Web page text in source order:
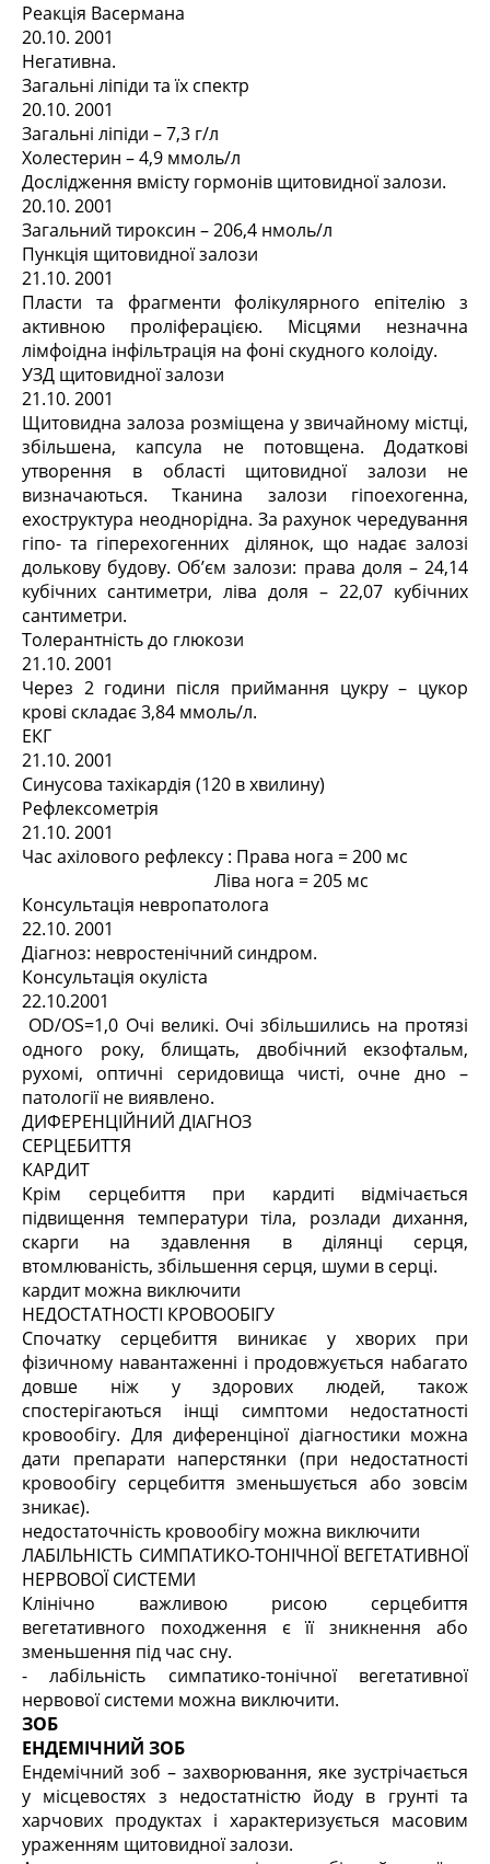
Реакція Васермана
20.10. 2001
Негативна.
Загальні ліпіди та їх спектр
20.10. 2001
Загальні ліпіди – 7,3 г/л
Холестерин – 4,9 ммоль/л
Дослідження вмісту гормонів щитовидної залози.
20.10. 2001
Загальний тироксин – 206,4 нмоль/л
Пункція щитовидної залози
21.10. 2001
Пласти та фрагменти фолікулярного епітелію з
активною проліферацією. Місцями незначна
лімфоідна інфільтрація на фоні скудного колоіду.
УЗД щитовидної залози
21.10. 2001
Щитовидна залоза розміщена у звичайному містці,
збільшена, капсула не потовщена. Додаткові
утворення в області щитовидної залози не
визначаються. Тканина залози гіпоехогенна,
ехоструктура неоднорідна. За рахунок чередування
гіпо- та гіперехогенних ділянок, що надає залозі
долькову будову. Об’єм залози: права доля – 24,14
кубічних сантиметри, ліва доля – 22,07 кубічних
сантиметри.
Толерантність до глюкози
21.10. 2001
Через 2 години після приймання цукру – цукор
крові складає 3,84 ммоль/л.
ЕКГ
21.10. 2001
Синусова тахікардія (120 в хвилину)
Рефлексометрія
21.10. 2001
Час ахілового рефлексу : Права нога = 200 мс
Ліва нога = 205 мс
Консультація невропатолога
22.10. 2001
Діагноз: невростенічний синдром.
Консультація окуліста
22.10.2001
OD/OS=1,0 Очі великі. Очі збільшились на протязі
одного року, блищать, двобічний екзофтальм,
рухомі, оптичні серидовища чисті, очне дно –
патології не виявлено.
ДИФЕРЕНЦІЙНИЙ ДІАГНОЗ
СЕРЦЕБИТТЯ
КАРДИТ
Крім серцебиття при кардиті відмічається
підвищення температури тіла, розлади дихання,
скарги на здавлення в ділянці серця,
втомлюваність, збільшення серця, шуми в серці.
кардит можна виключити
НЕДОСТАТНОСТІ КРОВООБІГУ
Спочатку серцебиття виникає у хворих при
фізичному навантаженні і продовжується набагато
довше ніж у здорових людей, також
спостерігаються інщі симптоми недостатності
кровообігу. Для диференціної діагностики можна
дати препарати наперстянки (при недостатності
кровообігу серцебиття зменьшується або зовсім
зникає).
недостаточність кровообігу можна виключити
ЛАБІЛЬНІСТЬ СИМПАТИКО-ТОНІЧНОЇ ВЕГЕТАТИВНОЇ
НЕРВОВОЇ СИСТЕМИ
Клінічно важливою рисою серцебиття
вегетативного походження є її зникнення або
зменьшення під час сну.
- лабільність симпатико-тонічної вегетативної
нервової системи можна виключити.
ЗОБ
ЕНДЕМІЧНИЙ ЗОБ
Ендемічний зоб – захворювання, яке зустрічається
у місцевостях з недостатністю йоду в грунті та
харчових продуктах і характеризується масовим
ураженням щитовидної залози.